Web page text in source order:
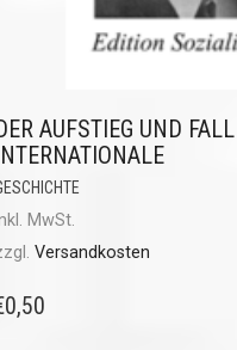
AUFSTIEG UND
MwSt.
Versandkosten
0,50